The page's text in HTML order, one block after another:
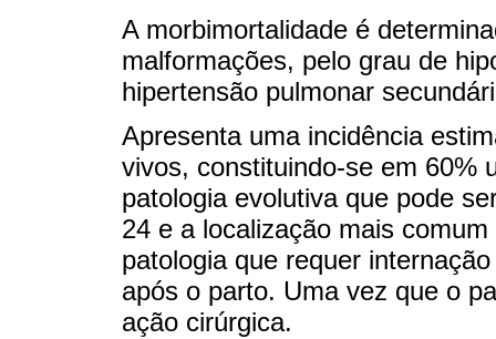
A morbimortalidade é
malformações, pelo grau de
hipertensão pulmonar
Apresenta uma incidência
vivos, constituindo-se em 60%
patologia evolutiva que pode
24 e a localização mais
patologia que requer
após o parto. Uma vez que o
ação cirúrgica.